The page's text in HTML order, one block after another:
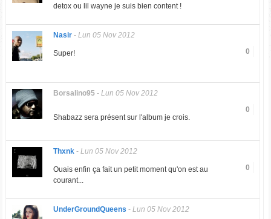
detox ou lil wayne je suis bien content !
Nasir- Lun 05 Nov 2012
0
Super!
Borsalino95- Lun 05 Nov 2012
0
Shabazz sera présent sur l'album je crois.
Thxnk- Lun 05 Nov 2012
0
Ouais enfin ça fait un petit moment qu'on est au
courant...
UnderGroundQueens - Lun 05 Nov 2012